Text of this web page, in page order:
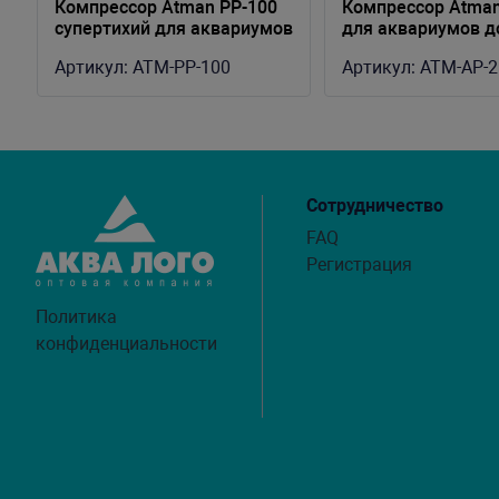
Компрессор Atman PP-100
супертихий для аквариумов
нерегулируемый
Артикул: ATM-PP-100
Компрессор
для аквариумов
регулируемый
Артикул: ATM-AP-
Политика
конфиденциальности
Сотрудничество
FAQ
Регистрация